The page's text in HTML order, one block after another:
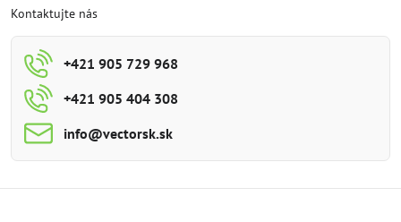
Kontaktujte nás
+421 905 729 968
+421 905 404 308
info​@vectorsk​.sk